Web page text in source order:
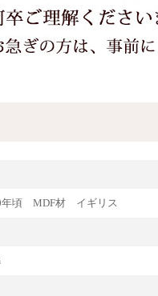
年頃 MDF材 イギリス